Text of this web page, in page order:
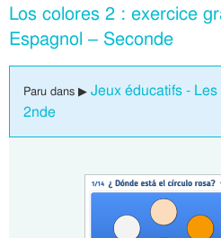
Los colores 2 : exercice
Espagnol – Seconde
Paru dans ▶ Jeux éducatifs -
2nde